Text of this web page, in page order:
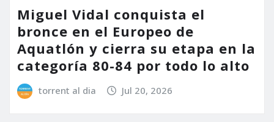
Miguel Vidal conquista el
bronce en el Europeo de
Aquatlón y cierra su etapa en la
categoría 80-84 por todo lo alto
torrent al dia Jul 20, 2026